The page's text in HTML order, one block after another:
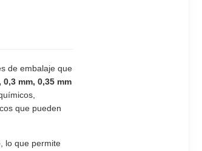
de embalaje que
0,3 mm, 0,35 mm
que pueden
, lo que permite